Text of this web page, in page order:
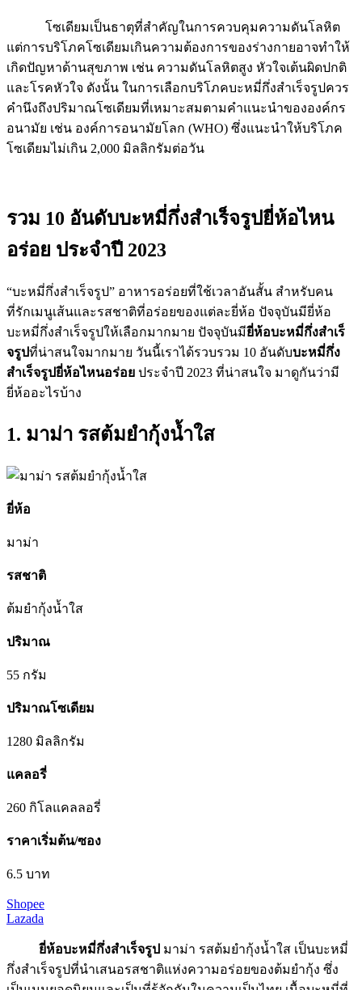
โซเดียมเป็นธาตุที่สำคัญในการควบคุมความดันโลหิต
แต่การบริโภคโซเดียมเกินความต้องการของร่างกายอาจทำให้
เกิดปัญหาด้านสุขภาพ เช่น ความดันโลหิตสูง หัวใจเต้นผิดปกติ
และโรคหัวใจ ดังนั้น ในการเลือกบริโภคบะหมี่กึ่งสำเร็จรูปควร
คำนึงถึงปริมาณโซเดียมที่เหมาะสมตามคำแนะนำขององค์กร
อนามัย เช่น องค์การอนามัยโลก (WHO) ซึ่งแนะนำให้บริโภค
โซเดียมไม่เกิน 2,000 มิลลิกรัมต่อวัน
รวม 10 อันดับบะหมี่กึ่งสําเร็จรูปยี่ห้อไหน
อร่อย ประจำปี 2023
“บะหมี่กึ่งสำเร็จรูป” อาหารอร่อยที่ใช้เวลาอันสั้น สำหรับคน
ที่รักเมนูเส้นและรสชาติที่อร่อยของแต่ละยี่ห้อ ปัจจุบันมียี่ห้อ
บะหมี่กึ่งสำเร็จรูปให้เลือกมากมาย ปัจจุบันมียี่ห้อบะหมี่กึ่งสําเร็
จรูปที่น่าสนใจมากมาย วันนี้เราได้รวบรวม 10 อันดับบะหมี่กึ่ง
สําเร็จรูปยี่ห้อไหนอร่อย ประจำปี 2023 ที่น่าสนใจ มาดูกันว่ามี
ยี่ห้ออะไรบ้าง
1. มาม่า รสต้มยำกุ้งน้ำใส
ยี่ห้อ
มาม่า
รสชาติ
ต้มยำกุ้งน้ำใส
ปริมาณ
55 กรัม
ปริมาณโซเดียม
1280 มิลลิกรัม
แคลอรี่
260 กิโลแคลลอรี่
ราคาเริ่มต้น/ซอง
6.5 บาท
Shopee
Lazada
ยี่ห้อบะหมี่กึ่งสําเร็จรูป มาม่า รสต้มยำกุ้งน้ำใส เป็นบะหมี่
กึ่งสำเร็จรูปที่นำเสนอรสชาติแห่งความอร่อยของต้มยำกุ้ง ซึ่ง